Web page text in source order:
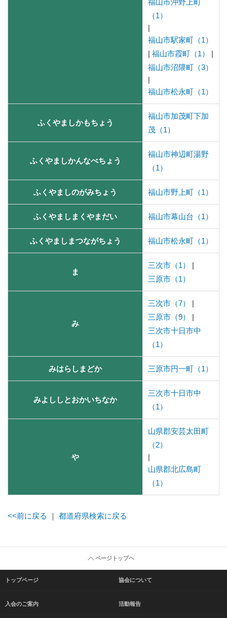
福山市沖野上町
（1）
|
福山市駅家町（1）
|
福山市霞町（1）
|
福山市沼隈町（3）
|
福山市松永町（1）
ふくやましかもちょう
福山市加茂町下加
茂（1）
ふくやましかんなべちょう
福山市神辺町湯野
（1）
ふくやましのがみちょう 福山市野上町（1）
ふくやましまくやまだい 福山市幕山台（1）
ふくやましまつながちょう 福山市松永町（1）
ま
三次市（1）
|
三原市（1）
み
三次市（7）
|
三原市（9）
|
三次市十日市中
（1）
みはらしまどか 三原市円一町（1）
みよししとおかいちなか
三次市十日市中
（1）
や
山県郡安芸太田町
（2）
|
山県郡北広島町
（1）
<<前に戻る ｜ 都道府県検索に戻る
ページトップヘ
トップページ 協会について
入会のご案内 活動報告